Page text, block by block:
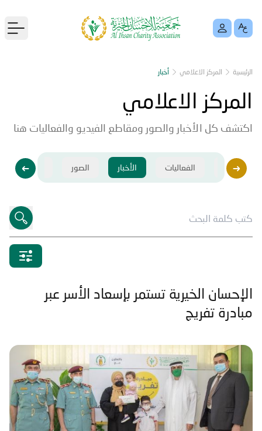
الرئيسية المركز الاعلامي أخبار
المركز الاعلامي
اكتشف كل الأخبار والصور ومقاطع الفيديو والفعاليات هنا
فيديو الفعاليات الأخبار الصور فيديو
الإحسان الخيرية تستمر بإسعاد الأسر عبر
مبادرة تفريج